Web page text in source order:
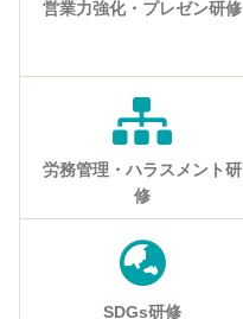
営業力強化・プレゼン研修
労務管理・ハラスメント研
修
SDGs研修